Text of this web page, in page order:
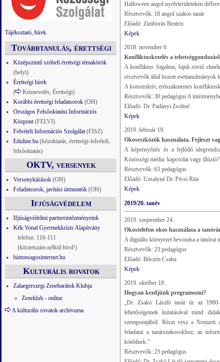
Tájékoztató, hírek
Továbbtanulás, érettségi
Középszintű szóbeli érettségi témakörök
(helyi)
Érettségi hírek
(
Köznevelés, Érettségi)
Korábbi érettségi feladatsorok (OH)
Országos Felsőoktatási Információs
Központ(FELVI)
Felvételi Információs Szolgálat(FISZ)
Eduline.hu (közoktatás, érettségi-felvételi,
felsőoktatás)
OKTV, versenyek
Versenykiírások (OH)
Feladatsorok, javítási útmutatók (OH)
Ifjúságvédelem
Ifjúságvédelmi partnerintézményeink
Kék Vonal Gyermekkrízis Alapítvány
telefon: 116-111
(körzetszám nélkül hívd!)
biztonsagosinternet.hu
Kulturális rovatok
Zalaegerszegi Zenebarátok Klubja
Zeneklub - online
A kulturális rovatok archívuma
Halloween angol nyelvterületeken
Résztvevők: 18 angol szakos tanár
Előadó: Zimborás Beatrix
Képek
2018. november 6.
Konfliktuskezelés a
A konfliktus fogalma, fajtái rövid
résztvevők által hozott esettanulmányok
A konstruktív, erőszakmentes
Résztvevők: 30 pedagógus 6
Előadó: Dr. Padányi Zsoltné
Képek
2019. február 19.
Okoseszközök használata. Fejleszt
A képernyőzés és a fejlődő
Közösségi média: kapcsolat vagy
Résztvevők: 63 pedagógus
Előadó: Uzsalyné Dr. Pécsi Rita
Képek
2019/20. tanév
2019. szeptember 24.
Okostelefon okos használata a
A digitális környezet bevonása a tanórai
Résztvevők: 23 pedagógus
Előadó: Bőczén Csaba
Képek
2019. október 18.
Hogyan kezdjünk programozni?
„Dr. Zsakó László tanár úr az 1980-
lehetőségeinek kutatásával mind
szempontjából. Részt vesz a Nemzeti
feladatai a tanárszakosokhoz, az
kötődnek.”
Résztvevők: 23 pedagógus